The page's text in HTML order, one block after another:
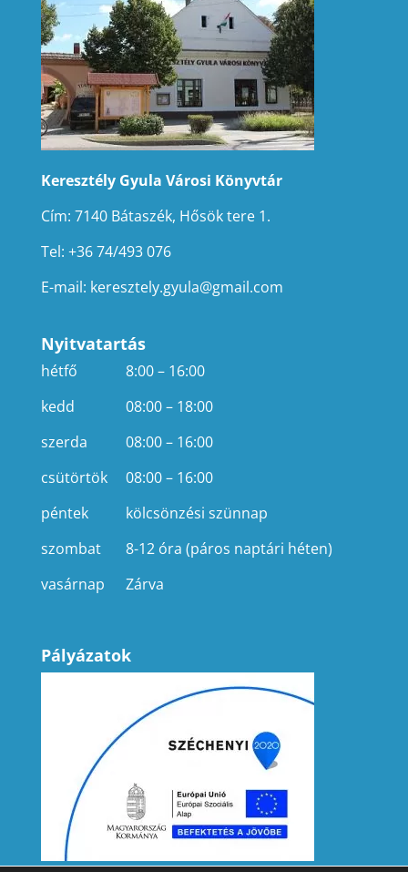
Keresztély Gyula Városi Könyvtár
Cím: 7140 Bátaszék, Hősök tere 1.
Tel: +36 74/493 076
E-mail: keresztely.gyula@gmail.com
Nyitvatartás
hétfő
8:00 – 16:00
kedd
08:00 – 18:00
szerda
08:00 – 16:00
csütörtök
08:00 – 16:00
péntek
kölcsönzési szünnap
szombat
8-12 óra (páros naptári héten)
vasárnap
Zárva
Pályázatok